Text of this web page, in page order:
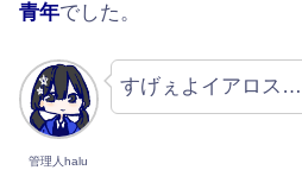
青年でした。
管理人halu
すげぇよイアロス…